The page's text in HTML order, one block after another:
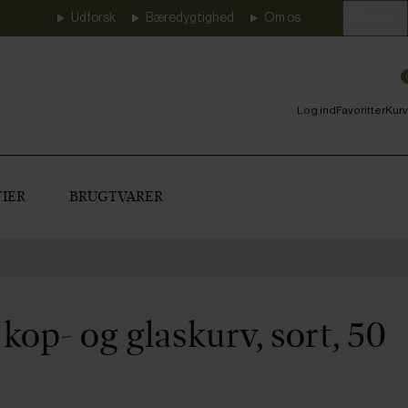
Udforsk Bæredygtighed Om os
Log indFavoritterKurv
BRUGTVARER
og glaskurv, sort, 50